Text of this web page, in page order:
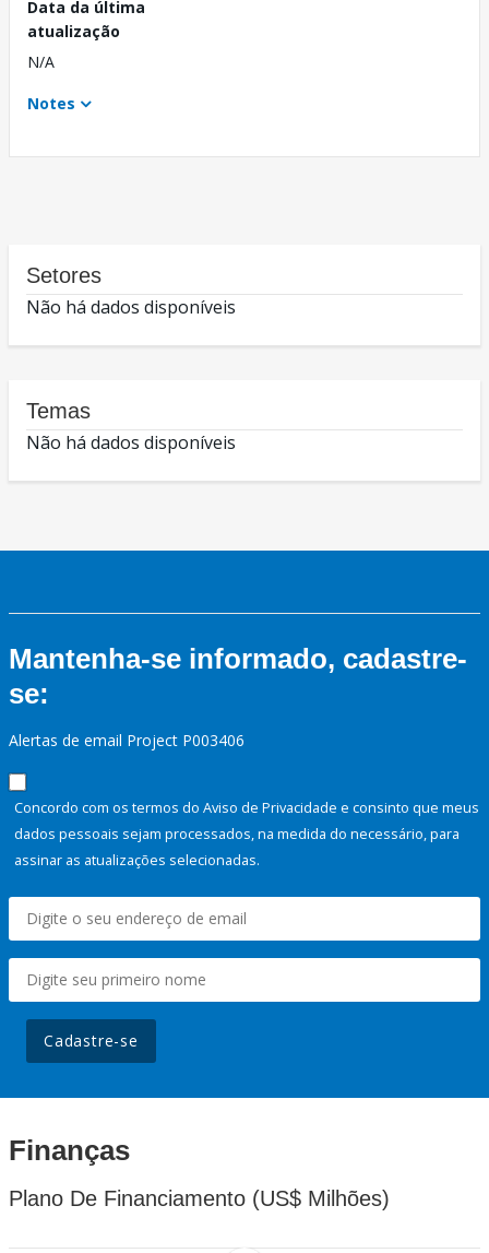
Data da última
atualização
N/A
Notes
Setores
Não há dados disponíveis
Temas
Não há dados disponíveis
Mantenha-se informado, cadastre-
se:
Alertas de email Project P003406
Concordo com os termos do Aviso de Privacidade e consinto que meus
dados pessoais sejam processados, na medida do necessário, para
assinar as atualizações selecionadas.
Cadastre-se
Finanças
Plano De Financiamento (US$ Milhões)